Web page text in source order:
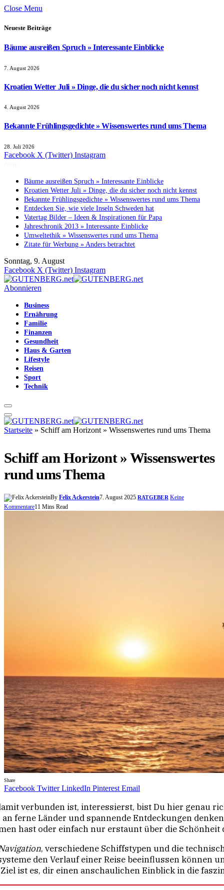
Close Menu
Neueste Beiträge
Bäume ausreißen Spruch » Interessante Einblicke
7. August 2026
Kroatien Wetter Juli » Dinge, die du sicher noch nicht kennst
4. August 2026
Bekannte Frühlingsgedichte » Wissenswertes rund ums Thema
28. Juli 2026
Facebook X (Twitter) Instagram
Bäume ausreißen Spruch » Interessante Einblicke
Kroatien Wetter Juli » Dinge, die du sicher noch nicht kennst
Bekannte Frühlingsgedichte » Wissenswertes rund ums Thema
Entdecken Sie, wie viele Inseln Schweden hat
Vatertag Bilder – Ideen & Inspirationen für Papa
Jahreschronik 2013 » Interessante Einblicke
Umweltethik » Wissenswertes rund ums Thema
Zitate für Werbung » Anders betrachtet
Sonntag, 9. August
Facebook X (Twitter) Instagram
Abonnieren
Business
Ernährung
Familie
Finanzen
Gesundheit
Haus & Garten
Lifestyle
Reisen
Sport
Technik
Startseite » Schiff am Horizont » Wissenswertes rund ums Thema
Schiff am Horizont » Wissenswertes
rund ums Thema
By Felix Ackerstein7. August 2025 RATGEBER Keine
Kommentare11 Mins Read
Share
Facebook Twitter LinkedIn Pinterest Email
verbunden ist, interessierst, bist Du hier genau
ferne Länder und spannende Entdeckungen
hast oder einfach nur erstaunt über die Schönheit
, verschiedene Schiffstypen und die
den Verlauf einer Reise beeinflussen können
ist es, dir einen anschaulichen Einblick in die